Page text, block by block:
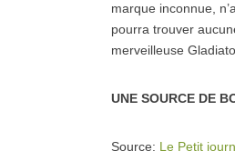
marque inconnue,
pourra trouver
merveilleuse
UNE SOURCE DE
Source: Le Petit